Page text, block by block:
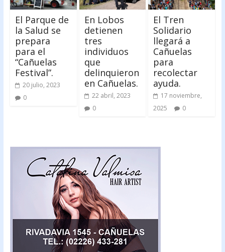
El Parque de
la Salud se
prepara
para el
“Cañuelas
Festival”.
20 julio, 2023
0
En Lobos
detienen
tres
individuos
que
delinquieron
en Cañuelas.
22 abril, 2023
0
El Tren
Solidario
llegará a
Cañuelas
para
recolectar
ayuda.
17 noviembre,
2025
0